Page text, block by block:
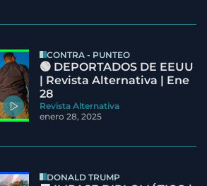
CONTRA - PUNTEO
🟢 DEPORTADOS DE EEUU
| Revista Alternativa | Ene
28
Revista Alternativa
enero 28, 2025
DONALD TRUMP